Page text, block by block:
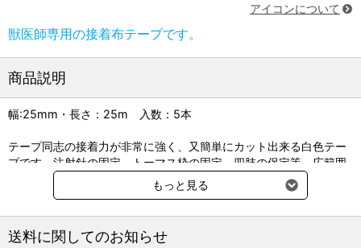
アイコンについて
獣医師専用の接着布テープです。
商品説明
幅:25mm・長さ：25m 入数：5本
テープ同志の接着力が非常に強く、又簡単にカット出来る白色テー
プです。注射針の固定、トーマス枠の固定、四肢の保定等、広範囲
に利用出来るテープです。
もっと見る
送料に関してのお知らせ